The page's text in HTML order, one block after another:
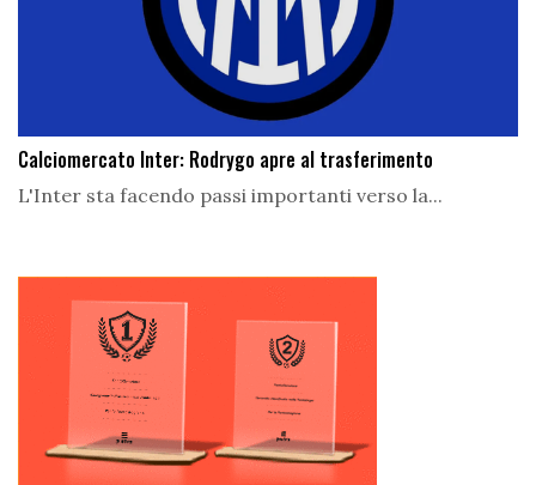
Calciomercato Inter: Rodrygo apre al trasferimento
L'Inter sta facendo passi importanti verso la...